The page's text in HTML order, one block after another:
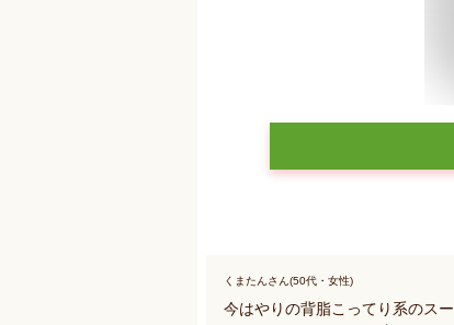
くまたんさん(50代・女性)
今はやりの背脂こってり系のス